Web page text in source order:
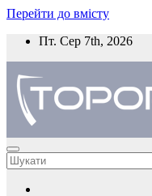
Перейти до вмісту
Пт. Сер 7th, 2026